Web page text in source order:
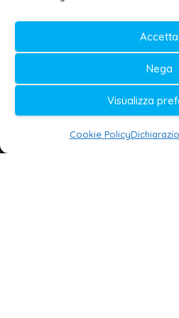
Accetta
Nega
Visualizza
Cookie Policy
© 2020-2026 |
Testata iscritta al n. 11/
Stampa
Editore e direttore
Daniele G.